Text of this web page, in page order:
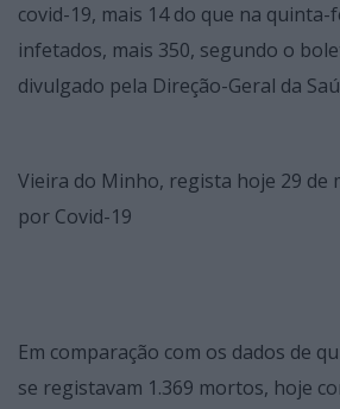
covid-19, mais 14 do que na quinta-
infetados, mais 350, segundo o
divulgado pela Direção-Geral da
Vieira do Minho, regista hoje 29 de
por Covid-19
Em comparação com os dados de
se registavam 1.369 mortos, hoje